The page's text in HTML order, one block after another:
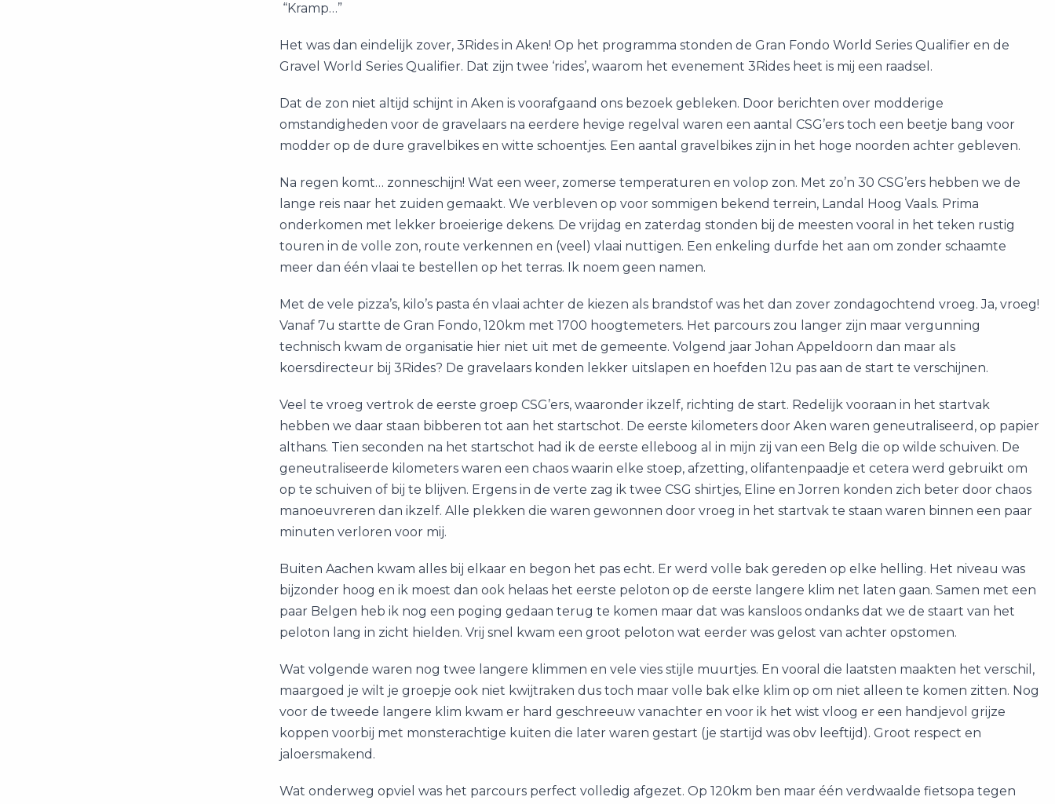
“Kramp…”
Het was dan eindelijk zover, 3Rides in Aken! Op het programma stonden de Gran Fondo World Series Qualifier en de
Gravel World Series Qualifier. Dat zijn twee ‘rides’, waarom het evenement 3Rides heet is mij een raadsel.
Dat de zon niet altijd schijnt in Aken is voorafgaand ons bezoek gebleken. Door berichten over modderige
omstandigheden voor de gravelaars na eerdere hevige regelval waren een aantal CSG’ers toch een beetje bang voor
modder op de dure gravelbikes en witte schoentjes. Een aantal gravelbikes zijn in het hoge noorden achter gebleven.
Na regen komt… zonneschijn! Wat een weer, zomerse temperaturen en volop zon. Met zo’n 30 CSG’ers hebben we de
lange reis naar het zuiden gemaakt. We verbleven op voor sommigen bekend terrein, Landal Hoog Vaals. Prima
onderkomen met lekker broeierige dekens. De vrijdag en zaterdag stonden bij de meesten vooral in het teken rustig
touren in de volle zon, route verkennen en (veel) vlaai nuttigen. Een enkeling durfde het aan om zonder schaamte
meer dan één vlaai te bestellen op het terras. Ik noem geen namen.
Met de vele pizza’s, kilo’s pasta én vlaai achter de kiezen als brandstof was het dan zover zondagochtend vroeg. Ja, vroeg!
Vanaf 7u startte de Gran Fondo, 120km met 1700 hoogtemeters. Het parcours zou langer zijn maar vergunning
technisch kwam de organisatie hier niet uit met de gemeente. Volgend jaar Johan Appeldoorn dan maar als
koersdirecteur bij 3Rides? De gravelaars konden lekker uitslapen en hoefden 12u pas aan de start te verschijnen.
Veel te vroeg vertrok de eerste groep CSG’ers, waaronder ikzelf, richting de start. Redelijk vooraan in het startvak
hebben we daar staan bibberen tot aan het startschot. De eerste kilometers door Aken waren geneutraliseerd, op papier
althans. Tien seconden na het startschot had ik de eerste elleboog al in mijn zij van een Belg die op wilde schuiven. De
geneutraliseerde kilometers waren een chaos waarin elke stoep, afzetting, olifantenpaadje et cetera werd gebruikt om
op te schuiven of bij te blijven. Ergens in de verte zag ik twee CSG shirtjes, Eline en Jorren konden zich beter door chaos
manoeuvreren dan ikzelf. Alle plekken die waren gewonnen door vroeg in het startvak te staan waren binnen een paar
minuten verloren voor mij.
Buiten Aachen kwam alles bij elkaar en begon het pas echt. Er werd volle bak gereden op elke helling. Het niveau was
bijzonder hoog en ik moest dan ook helaas het eerste peloton op de eerste langere klim net laten gaan. Samen met een
paar Belgen heb ik nog een poging gedaan terug te komen maar dat was kansloos ondanks dat we de staart van het
peloton lang in zicht hielden. Vrij snel kwam een groot peloton wat eerder was gelost van achter opstomen.
Wat volgende waren nog twee langere klimmen en vele vies stijle muurtjes. En vooral die laatsten maakten het verschil,
maargoed je wilt je groepje ook niet kwijtraken dus toch maar volle bak elke klim op om niet alleen te komen zitten. Nog
voor de tweede langere klim kwam er hard geschreeuw vanachter en voor ik het wist vloog er een handjevol grijze
koppen voorbij met monsterachtige kuiten die later waren gestart (je startijd was obv leeftijd). Groot respect en
jaloersmakend.
Wat onderweg opviel was het parcours perfect volledig afgezet. Op 120km ben maar één verdwaalde fietsopa tegen